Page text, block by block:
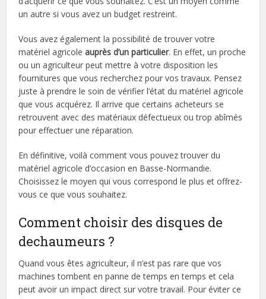
un autre si vous avez un budget restreint.
Vous avez également la possibilité de trouver votre
matériel agricoleauprès d’un particulier. En effet, un proche
ou un agriculteur peut mettre à votre disposition les
fournitures que vous recherchez pour vos travaux. Pensez
juste à prendre le soin de vérifier l’état du matériel agricole
que vous acquérez. Il arrive que certains acheteurs se
retrouvent avec des matériaux défectueux ou trop abîmés
pour effectuer une réparation.
En définitive, voilà comment vous pouvez trouver du
matériel agricole d’occasion en Basse-Normandie.
Choisissez le moyen qui vous correspond le plus et offrez-
vous ce que vous souhaitez.
Comment choisir des disques de
dechaumeurs ?
Quand vous êtes agriculteur, il n’est pas rare que vos
machines tombent en panne de temps en temps et cela
peut avoir un impact direct sur votre travail. Pour éviter ce